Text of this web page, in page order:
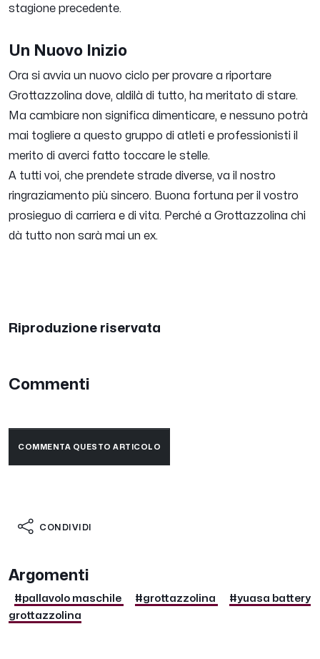
stagione precedente.
Un Nuovo Inizio
Ora si avvia un nuovo ciclo per provare a riportare
Grottazzolina dove, aldilà di tutto, ha meritato di stare.
Ma cambiare non significa dimenticare, e nessuno potrà
mai togliere a questo gruppo di atleti e professionisti il
merito di averci fatto toccare le stelle.
A tutti voi, che prendete strade diverse, va il nostro
ringraziamento più sincero. Buona fortuna per il vostro
prosieguo di carriera e di vita. Perché a Grottazzolina chi
dà tutto non sarà mai un ex.
Riproduzione riservata
Commenti
COMMENTA QUESTO ARTICOLO
CONDIVIDI
Argomenti
#pallavolo maschile #grottazzolina
#yuasa battery
grottazzolina